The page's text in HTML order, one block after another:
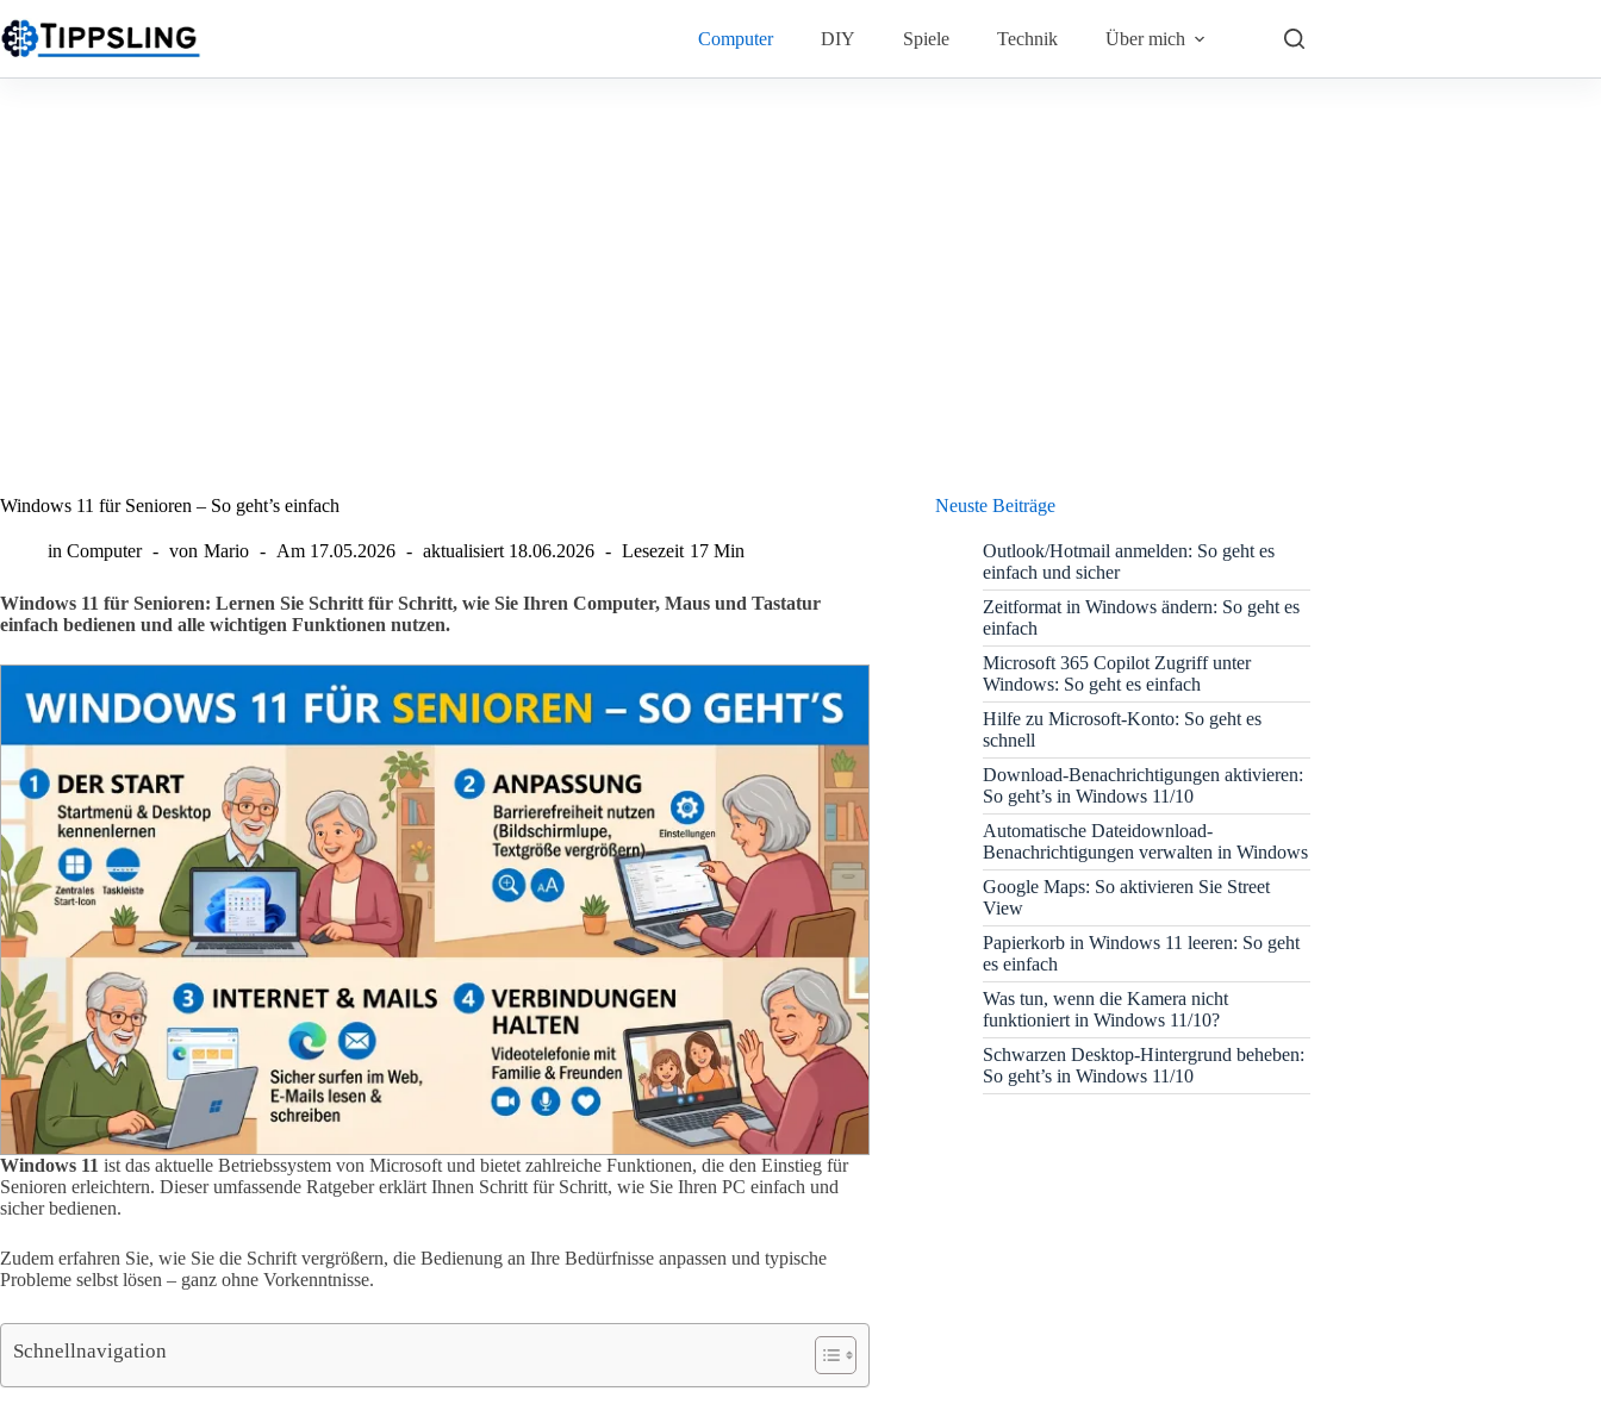
Inhalt
springen
Computer DIY Spiele Technik Über mich
Windows 11 für Senioren – So geht’s einfach
in Computer von Mario Am 17.05.2026 aktualisiert 18.06.2026 Lesezeit 17 Min
Windows 11 für Senioren: Lernen Sie Schritt für Schritt, wie Sie Ihren Computer, Maus und Tastatur
einfach bedienen und alle wichtigen Funktionen nutzen.
Windows 11 ist das aktuelle Betriebssystem von Microsoft und bietet zahlreiche Funktionen, die den Einstieg für
Senioren erleichtern. Dieser umfassende Ratgeber erklärt Ihnen Schritt für Schritt, wie Sie Ihren PC einfach und
sicher bedienen.
Zudem erfahren Sie, wie Sie die Schrift vergrößern, die Bedienung an Ihre Bedürfnisse anpassen und typische
Probleme selbst lösen – ganz ohne Vorkenntnisse.
Schnellnavigation
Neuste Beiträge
Outlook/Hotmail anmelden: So geht es
einfach und sicher
Zeitformat in Windows ändern: So geht es
einfach
Microsoft 365 Copilot Zugriff unter
Windows: So geht es einfach
Hilfe zu Microsoft-Konto: So geht es
schnell
Download-Benachrichtigungen aktivieren:
So geht’s in Windows 11/10
Automatische Dateidownload-
Benachrichtigungen verwalten in Windows
Google Maps: So aktivieren Sie Street
View
Papierkorb in Windows 11 leeren: So geht
es einfach
Was tun, wenn die Kamera nicht
funktioniert in Windows 11/10?
Schwarzen Desktop-Hintergrund beheben:
So geht’s in Windows 11/10